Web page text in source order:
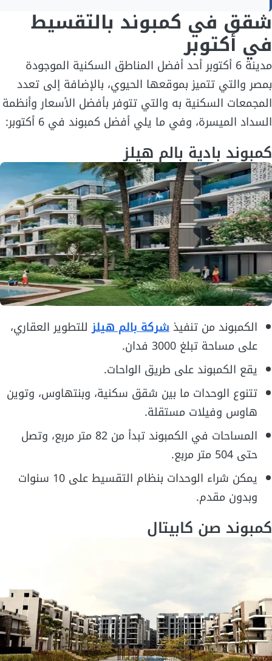
شقق في كمبوند بالتقسيط
في أكتوبر
مدينة 6 أكتوبر أحد أفضل المناطق السكنية الموجودة
بمصر والتي تتميز بموقعها الحيوي، بالإضافة إلى تعدد
المجمعات السكنية به والتي تتوفر بأفضل الأسعار وأنظمة
السداد الميسرة، وفي ما يلي أفضل كمبوند في 6 أكتوبر:
كمبوند بادية بالم هيلز
الكمبوند من تنفيذشركة بالم هيلزللتطوير العقاري،
على مساحة تبلغ 3000 فدان.
يقع الكمبوند على طريق الواحات.
تتنوع الوحدات ما بين شقق سكنية، وبنتهاوس، وتوين
هاوس وفيلات مستقلة.
المساحات في الكمبوند تبدأ من 82 متر مربع، وتصل
حتى 504 متر مربع.
يمكن شراء الوحدات بنظام التقسيط على 10 سنوات
وبدون مقدم.
كمبوند صن كابيتال